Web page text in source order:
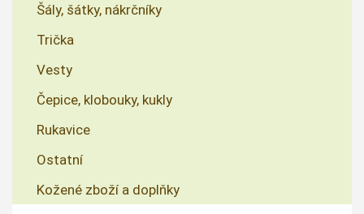
Šály, šátky, nákrčníky
Trička
Vesty
Čepice, klobouky, kukly
Rukavice
Ostatní
Kožené zboží a doplňky